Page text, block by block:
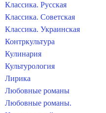
Классика. Русская
Классика. Советская
Классика. Украинская
Контркультура
Кулинария
Культурология
Лирика
Любовные романы
Любовные романы.